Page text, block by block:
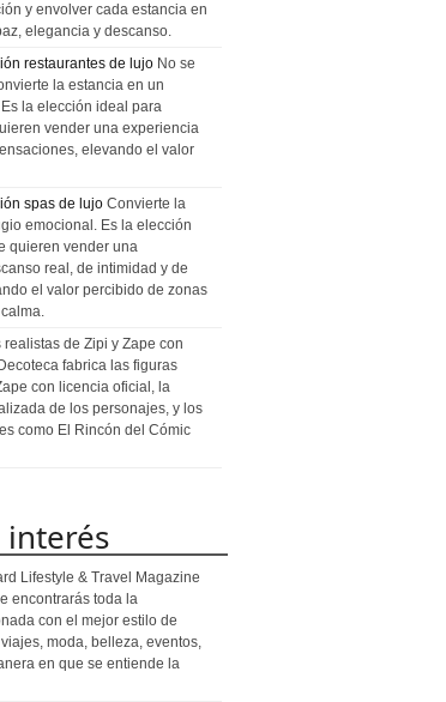
y envolver cada estancia en
elegancia y descanso.
restaurantes de lujo No se
la estancia en un
la elección ideal para
vender una experiencia
elevando el valor
spas de lujo Convierte la
emocional. Es la elección
quieren vender una
real, de intimidad y de
el valor percibido de zonas
realistas de Zipi y Zape con
fabrica las figuras
con licencia oficial, la
de los personajes, y los
como El Rincón del Cómic
interés
Lifestyle & Travel Magazine
encontrarás toda la
con el mejor estilo de
moda, belleza, eventos,
en que se entiende la